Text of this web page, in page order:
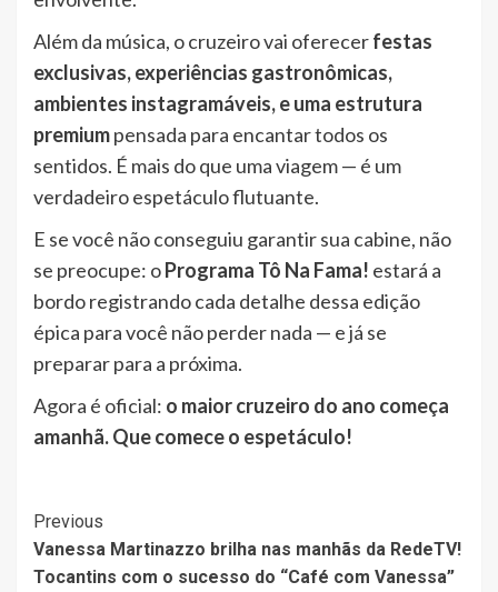
Além da música, o cruzeiro vai oferecerfestas
exclusivas, experiências gastronômicas,
ambientes instagramáveis, e uma estrutura
premiumpensada para encantar todos os
sentidos. É mais do que uma viagem — é um
verdadeiro espetáculo flutuante.
E se você não conseguiu garantir sua cabine, não
se preocupe: oPrograma Tô Na Fama! estará a
bordo registrando cada detalhe dessa edição
épica para você não perder nada — e já se
preparar para a próxima.
Agora é oficial: o maior cruzeiro do ano começa
amanhã. Que comece o espetáculo!
Post
Navigation
Previous
Vanessa Martinazzo brilha nas manhãs da RedeTV!
Tocantins com o sucesso do “Café com Vanessa”